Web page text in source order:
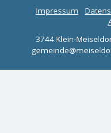
Impressum
3744 Klein-